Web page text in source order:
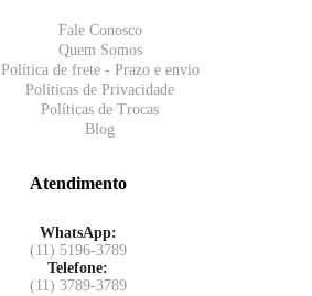
Fale Conosco
Quem Somos
Política de frete - Prazo e envio
Políticas de Privacidade
Políticas de Trocas
Blog
Atendimento
WhatsApp:
(11) 5196-3789
Telefone:
(11) 3789-3789